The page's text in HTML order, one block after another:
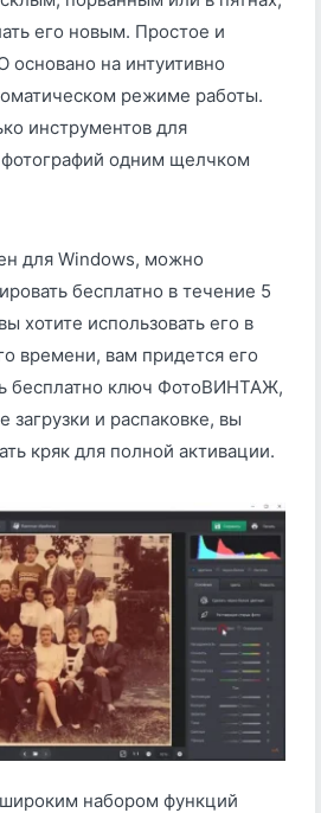
его новым. Простое и
основано на интуитивно
режиме работы.
инструментов для
одним щелчком
для Windows, можно
бесплатно в течение 5
хотите использовать его в
времени, вам придется его
бесплатно ключ ФотоВИНТАЖ,
загрузки и распаковке, вы
кряк для полной активации.
набором функций